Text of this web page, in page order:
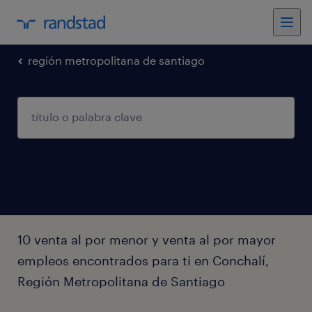
región metropolitana de santiago
10 venta al por menor y venta al por mayor
empleos encontrados para ti en Conchalí,
Región Metropolitana de Santiago